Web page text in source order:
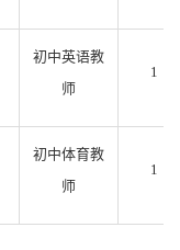
初中英语教
师
1
初中体育教
师
1